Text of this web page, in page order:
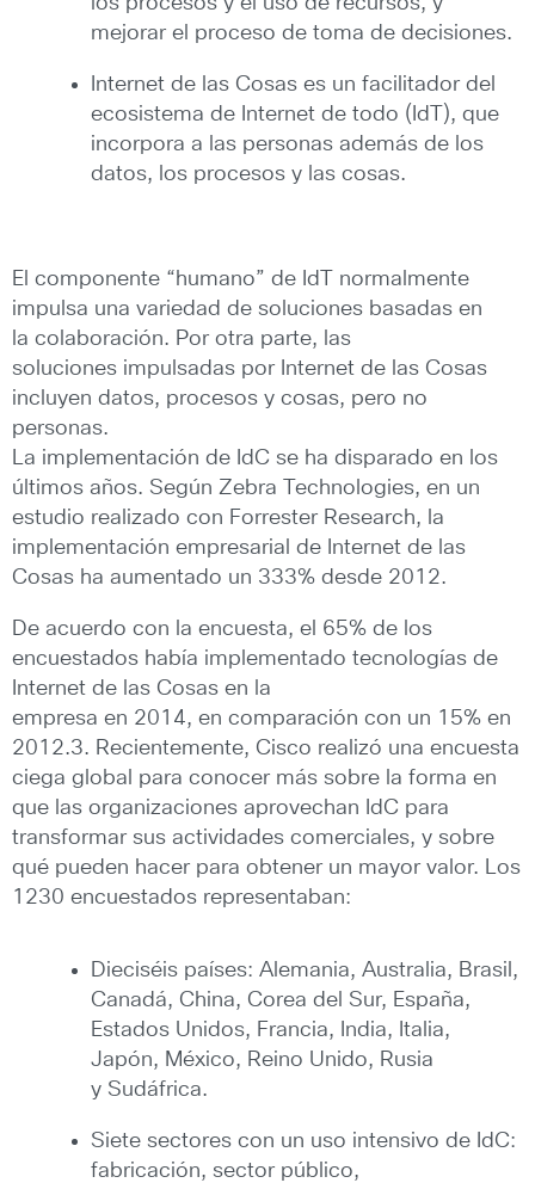
mejorar el proceso de toma de decisiones.
Internet de las Cosas es un facilitador del
ecosistema de Internet de todo (IdT), que
incorpora a las personas además de los
datos, los procesos y las cosas.
El componente “humano” de IdT normalmente
impulsa una variedad de soluciones basadas en
la colaboración. Por otra parte, las
soluciones impulsadas por Internet de las Cosas
incluyen datos, procesos y cosas, pero no
personas.
La implementación de IdC se ha disparado en los
últimos años. Según Zebra Technologies, en un
estudio realizado con Forrester Research, la
implementación empresarial de Internet de las
Cosas ha aumentado un 333% desde 2012.
De acuerdo con la encuesta, el 65% de los
encuestados había implementado tecnologías de
Internet de las Cosas en la
empresa en 2014, en comparación con un 15% en
2012.3. Recientemente, Cisco realizó una encuesta
ciega global para conocer más sobre la forma en
que las organizaciones aprovechan IdC para
transformar sus actividades comerciales, y sobre
qué pueden hacer para obtener un mayor valor. Los
1230 encuestados representaban:
Dieciséis países: Alemania, Australia, Brasil,
Canadá, China, Corea del Sur, España,
Estados Unidos, Francia, India, Italia,
Japón, México, Reino Unido, Rusia
y Sudáfrica.
Siete sectores con un uso intensivo de IdC:
fabricación, sector público,